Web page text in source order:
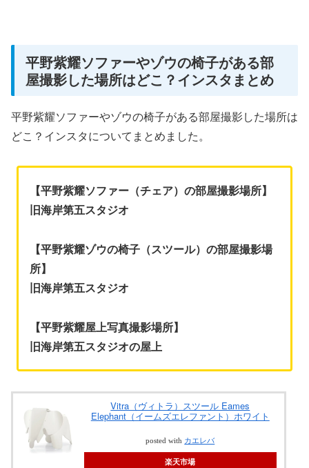
平野紫耀ソファーやゾウの椅子がある部
屋撮影した場所はどこ？インスタまとめ
平野紫耀ソファーやゾウの椅子がある部屋撮影した場所は
どこ？インスタについてまとめました。
【平野紫耀ソファー（チェア）の部屋撮影場所】
旧海岸第五スタジオ
【平野紫耀ゾウの椅子（スツール）の部屋撮影場
所】
旧海岸第五スタジオ
【平野紫耀屋上写真撮影場所】
旧海岸第五スタジオの屋上
Vitra（ヴィトラ）スツール Eames
Elephant（イームズエレファント）ホワイト
posted with カエレバ
楽天市場